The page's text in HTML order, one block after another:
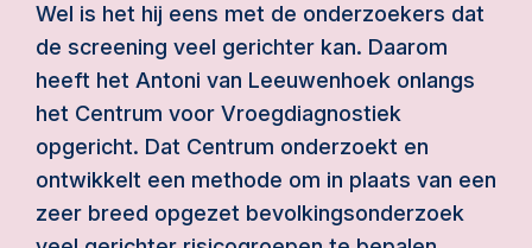
Wel is het hij eens met de onderzoekers dat
de screening veel gerichter kan. Daarom
heeft het Antoni van Leeuwenhoek onlangs
het Centrum voor Vroegdiagnostiek
opgericht. Dat Centrum onderzoekt en
ontwikkelt een methode om in plaats van een
zeer breed opgezet bevolkingsonderzoek